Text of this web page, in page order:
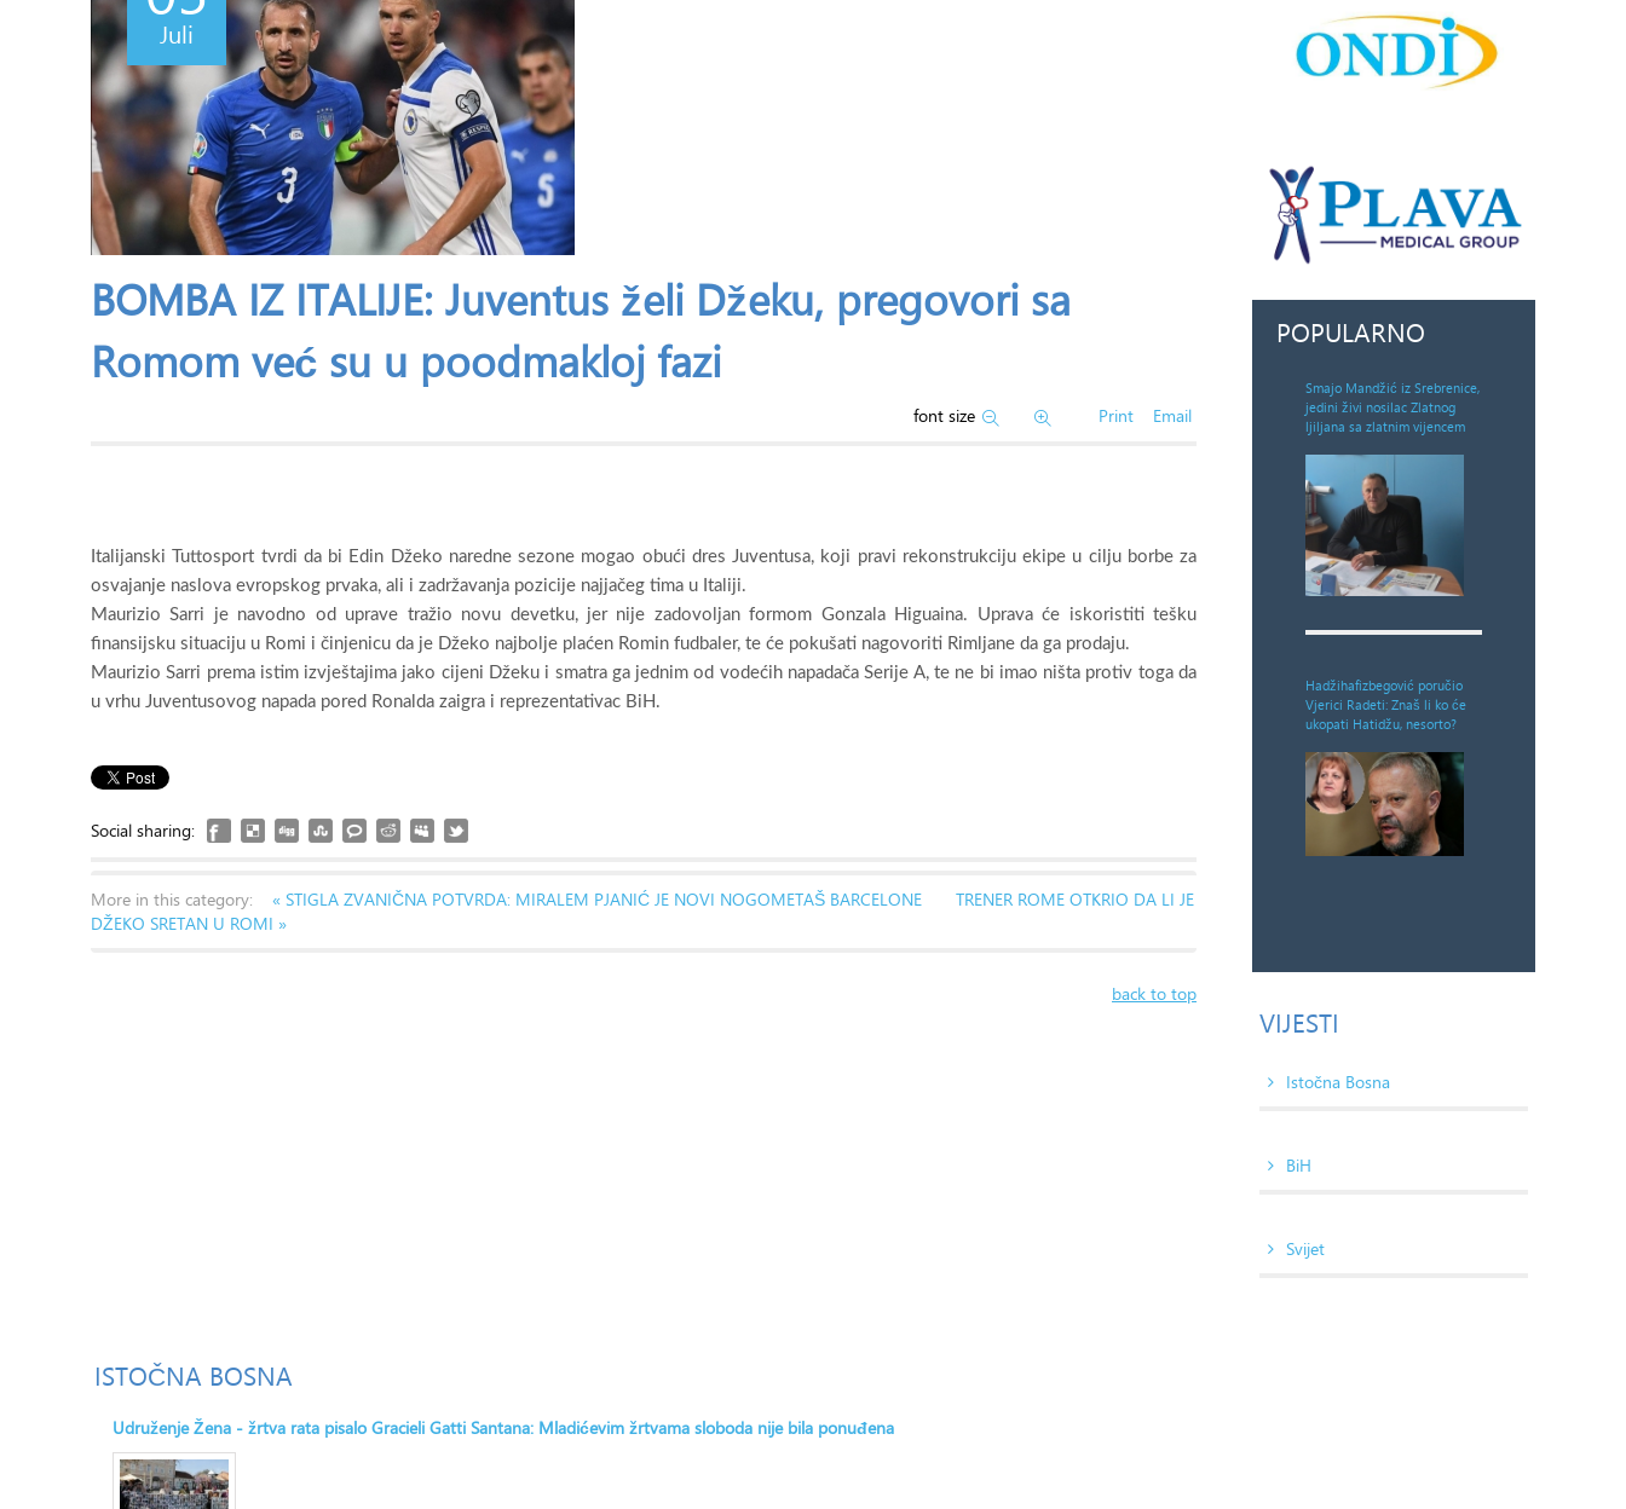
Juli
BOMBA IZ ITALIJE: Juventus želi Džeku, pregovori sa
Romom već su u poodmakloj fazi
font size Print Email
Italijanski Tuttosport tvrdi da bi Edin Džeko naredne sezone mogao obući dres Juventusa, koji pravi rekonstrukciju ekipe u cilju borbe za
osvajanje naslova evropskog prvaka, ali i zadržavanja pozicije najjačeg tima u Italiji.
Maurizio Sarri je navodno od uprave tražio novu devetku, jer nije zadovoljan formom Gonzala Higuaina. Uprava će iskoristiti tešku
finansijsku situaciju u Romi i činjenicu da je Džeko najbolje plaćen Romin fudbaler, te će pokušati nagovoriti Rimljane da ga prodaju.
Maurizio Sarri prema istim izvještajima jako cijeni Džeku i smatra ga jednim od vodećih napadača Serije A, te ne bi imao ništa protiv toga da
u vrhu Juventusovog napada pored Ronalda zaigra i reprezentativac BiH.
Social sharing:
More in this category: « STIGLA ZVANIČNA POTVRDA: MIRALEM PJANIĆ JE NOVI NOGOMETAŠ BARCELONE
TRENER ROME OTKRIO DA LI JE
DŽEKO SRETAN U ROMI »
back to top
POPULARNO
Smajo Mandžić iz Srebrenice,
jedini živi nosilac Zlatnog
ljiljana sa zlatnim vijencem
Hadžihafizbegović poručio
Vjerici Radeti: Znaš li ko će
ukopati Hatidžu, nesorto?
VIJESTI
Istočna Bosna
BiH
Svijet
ISTOČNA BOSNA
Udruženje Žena - žrtva rata pisalo Gracieli Gatti Santana: Mladićevim žrtvama sloboda nije bila ponuđena